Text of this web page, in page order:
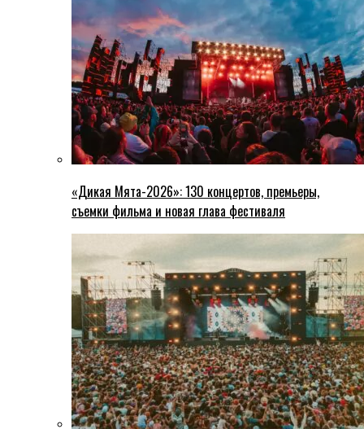
«Дикая Мята-2026»: 130 концертов, премьеры,
съемки фильма и новая глава фестиваля